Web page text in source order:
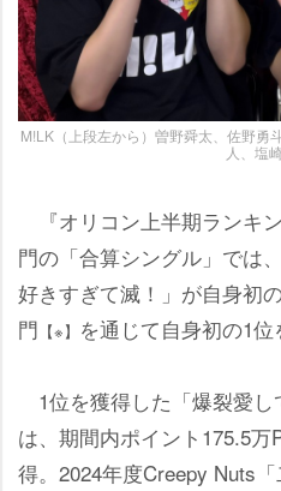
M!LK（上段左から）曽野舜太、佐野勇
人、塩
『オリコン上半期ランキ
門の「合算シングル」では
好きすぎて滅！」が自身初
門 【※】 を通じて自身初の1位
1位を獲得した「爆裂愛し
は、期間内ポイント175.5万
得。2024年度Creepy Nuts